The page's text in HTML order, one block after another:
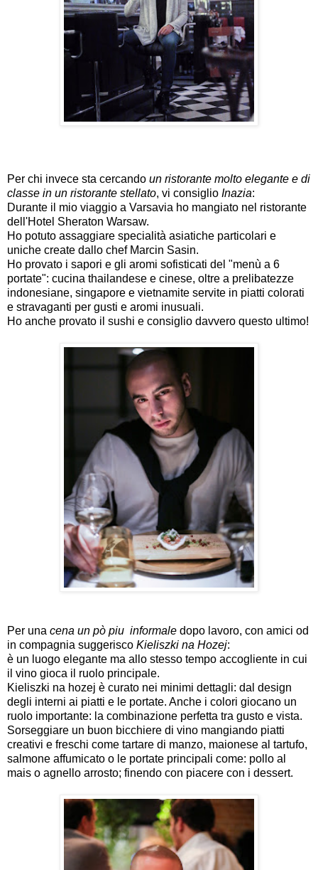
Per chi invece sta cercando un ristorante molto elegante e di
classe in un ristorante stellato, vi consiglio Inazia:
Durante il mio viaggio a Varsavia ho mangiato nel ristorante
dell'Hotel Sheraton Warsaw.
Ho potuto assaggiare specialità asiatiche particolari e
uniche create dallo chef Marcin Sasin.
Ho provato i sapori e gli aromi sofisticati del "menù a 6
portate": cucina thailandese e cinese, oltre a prelibatezze
indonesiane, singapore e vietnamite servite in piatti colorati
e stravaganti per gusti e aromi inusuali.
Ho anche provato il sushi e consiglio davvero questo ultimo!
Per una cena un pò piu informale dopo lavoro, con amici od
in compagnia suggerisco Kieliszki na Hozej:
è un luogo elegante ma allo stesso tempo accogliente in cui
il vino gioca il ruolo principale.
Kieliszki na hozej è curato nei minimi dettagli: dal design
degli interni ai piatti e le portate. Anche i colori giocano un
ruolo importante: la combinazione perfetta tra gusto e vista.
Sorseggiare un buon bicchiere di vino mangiando piatti
creativi e freschi come tartare di manzo, maionese al tartufo,
salmone affumicato o le portate principali come: pollo al
mais o agnello arrosto; finendo con piacere con i dessert.